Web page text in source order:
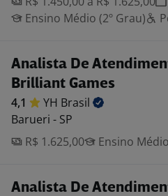
Ensino Médio (2º Grau)
Analista De
Brilliant Games
4,1 YH Brasil
Barueri - SP
R$ 1.625,00
Ensino
Analista De